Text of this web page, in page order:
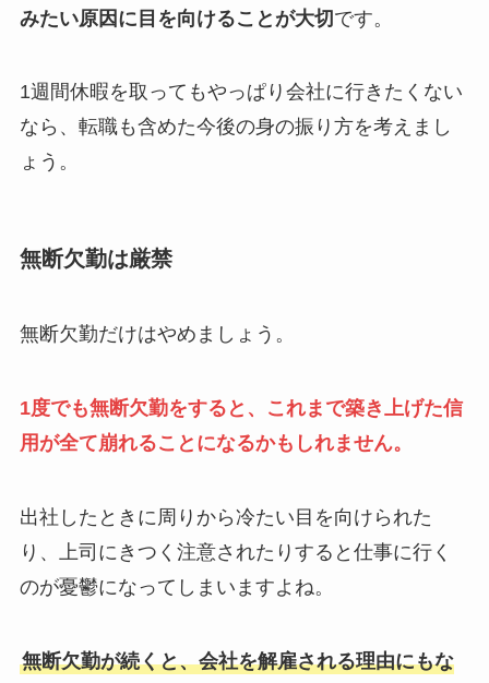
みたい原因に目を向けることが大切です。
1週間休暇を取ってもやっぱり会社に行きたくない
なら、転職も含めた今後の身の振り方を考えまし
ょう。
無断欠勤は厳禁
無断欠勤だけはやめましょう。
1度でも無断欠勤をすると、これまで築き上げた信
用が全て崩れることになるかもしれません。
出社したときに周りから冷たい目を向けられた
り、上司にきつく注意されたりすると仕事に行く
のが憂鬱になってしまいますよね。
無断欠勤が続くと、会社を解雇される理由にもな